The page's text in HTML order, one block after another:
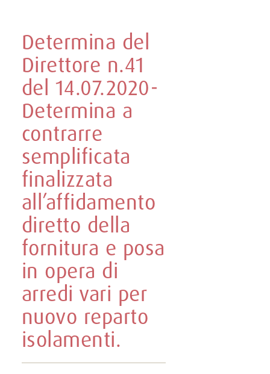
Determina del
Direttore n.41
del 14.07.2020-
Determina a
contrarre
semplificata
finalizzata
all’affidamento
diretto della
fornitura e posa
in opera di
arredi vari per
nuovo reparto
isolamenti.